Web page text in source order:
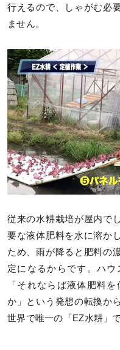
行えるので、しゃがむ必
ません。
従来の水耕栽培が屋内で
要な液体肥料を水に溶か
ため、雨が降ると肥料の
定になるからです。ハウ
「それならば液体肥料
か」という発想の転換か
世界で唯一の「EZ水耕」で